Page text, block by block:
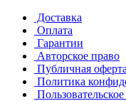
Доставка
Оплата
Гарантии
Авторское право
Публичная оферта
Политика